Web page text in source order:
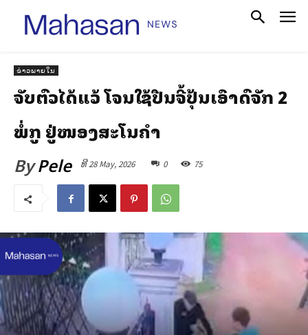
ຂ່າວພາຍໃນ
ຈັບຕົວໄດ້ແລ້ວ ໂຈນໃຊ້ປືນຈີ້ປຸ້ນເອົາລົດຈັກ 2
ພໍ່ລູກ ຢູ່ໜອງສະໂນຄຳ
ByPele ທີ 28 May, 2026 0 75